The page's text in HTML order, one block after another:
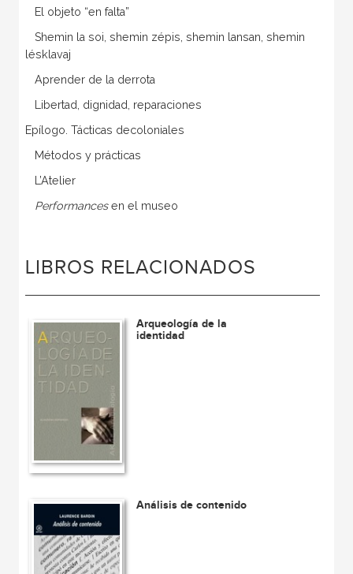
El objeto “en falta”
Shemin la soi, shemin zépis, shemin lansan, shemin
lésklavaj
Aprender de la derrota
Libertad, dignidad, reparaciones
Epílogo. Tácticas decoloniales
Métodos y prácticas
L’Atelier
Performancesen el museo
LIBROS RELACIONADOS
Arqueología de la
identidad
Análisis de contenido